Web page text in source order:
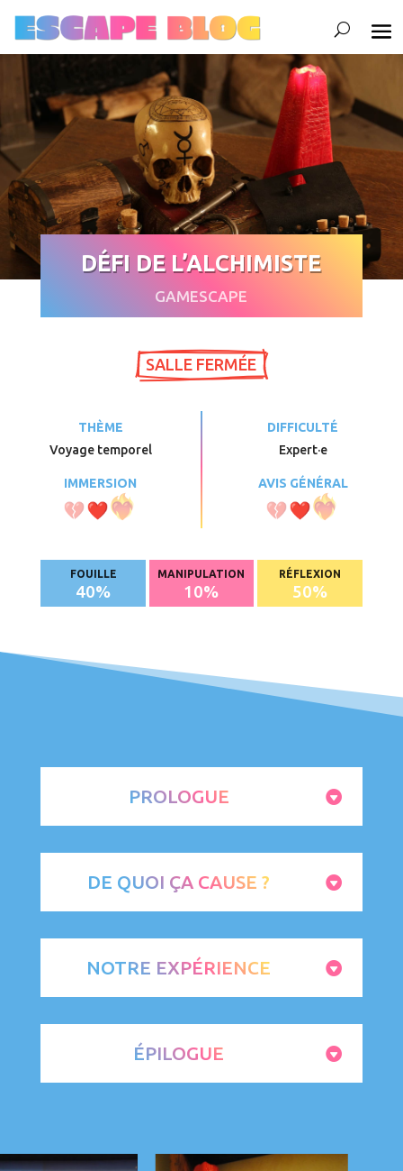
DÉFI DE L’ALCHIMISTE
GAMESCAPE
SALLE FERMÉE
THÈME
Voyage temporel
DIFFICULTÉ
Expert·e
IMMERSION AVIS GÉNÉRAL
FOUILLE
40%
MANIPULATION
10%
RÉFLEXION
50%
PROLOGUE
DE QUOI ÇA CAUSE ?
NOTRE EXPÉRIENCE
ÉPILOGUE